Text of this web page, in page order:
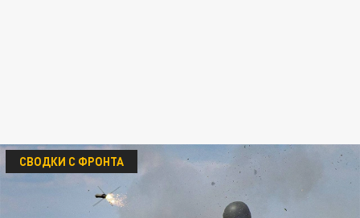
СВОДКИ С ФРОНТА